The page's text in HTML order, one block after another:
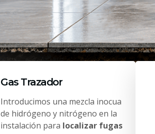
Gas Trazador
Introducimos una mezcla inocua
de hidrógeno y nitrógeno en la
instalación para localizar fugas